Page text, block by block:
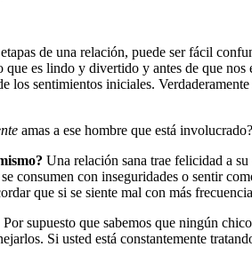
de una relación, puede ser fácil
es lindo y divertido y antes de que
los sentimientos iniciales.
amas a ese hombre que está
Una relación sana trae felicidad a
consumen con inseguridades o sentir
que si se siente mal con más
Por supuesto que sabemos que ningún
Si usted está constantemente